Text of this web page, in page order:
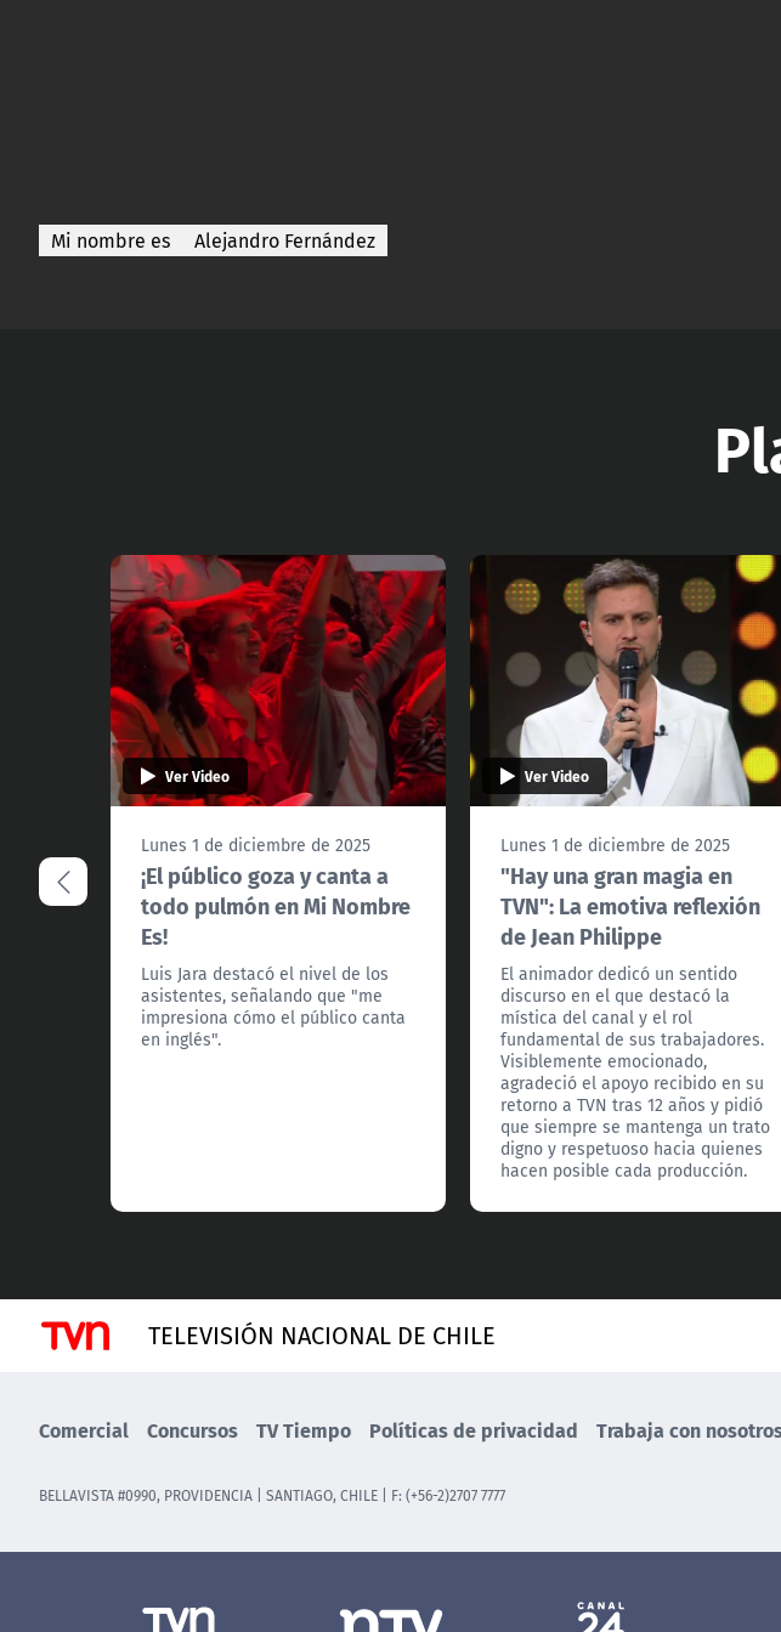
Mi nombre es Alejandro Fernández
Ver Video
Lunes 1 de diciembre de 2025
¡El público goza y canta a
todo pulmón en Mi Nombre
Es!
Luis Jara destacó el nivel de los
asistentes, señalando que "me
impresiona cómo el público canta
en inglés".
Ver Video
Lunes 1 de diciembre de 2025
"Hay una gran magia en
TVN": La emotiva reflexión
de Jean Philippe
El animador dedicó un sentido
discurso en el que destacó la
mística del canal y el rol
fundamental de sus trabajadores.
Visiblemente emocionado,
agradeció el apoyo recibido en su
retorno a TVN tras 12 años y pidió
que siempre se mantenga un trato
digno y respetuoso hacia quienes
hacen posible cada producción.
TELEVISIÓN NACIONAL DE CHILE
Comercial Concursos TV Tiempo Políticas de privacidad Trabaja con
BELLAVISTA #0990, PROVIDENCIA | SANTIAGO, CHILE | F: (+56-2)2707 7777